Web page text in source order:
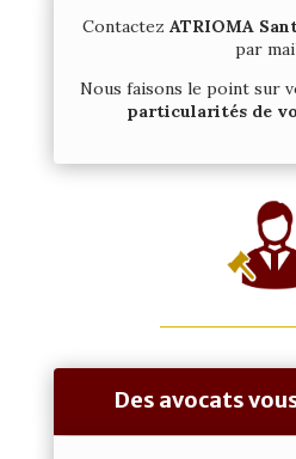
Contactez ATRIOMA
par
Nous faisons le point sur
particularités de
Des avocats